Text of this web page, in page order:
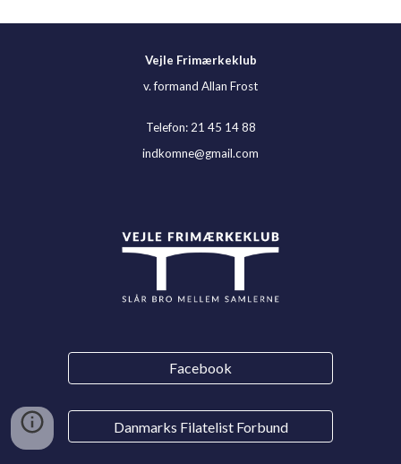
Vejle Frimærkeklub
v. formand Allan Frost
Telefon: 21 45 14 88
indkomne@gmail.com
Facebook
Danmarks Filatelist Forbund